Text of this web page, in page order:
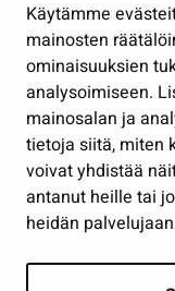
Käytämme
mainosten
ominaisuuksien
analysoimiseen.
mainosalan ja
tietoja siitä, miten
voivat yhdistää
antanut heille tai
heidän
Työ ja yrittäminen
Osallistu ja asioi
Näytä omat
Seuraa meitä